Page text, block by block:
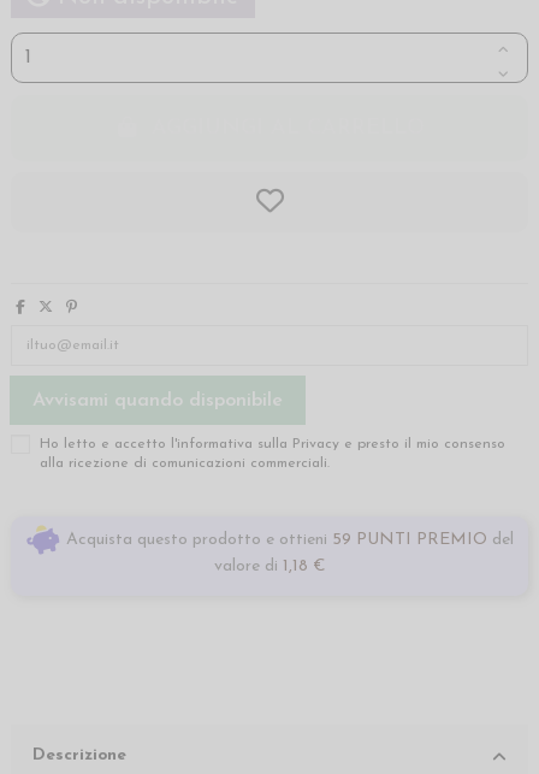
Ho letto e accetto l'informativa sulla Privacy e presto il mio consenso
alla ricezione di comunicazioni commerciali.
Acquista questo prodotto e ottieni 59 PUNTI PREMIO del
valore di 1,18 €
Descrizione